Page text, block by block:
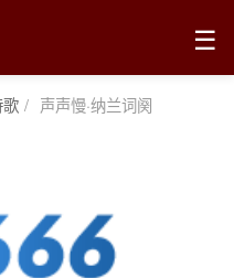
☰
/ 声声慢·纳兰词阕